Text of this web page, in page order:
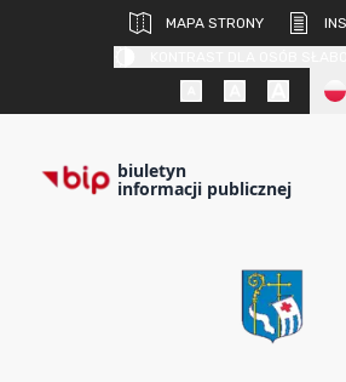
MAPA STRONY
biuletyn
informacji publicznej